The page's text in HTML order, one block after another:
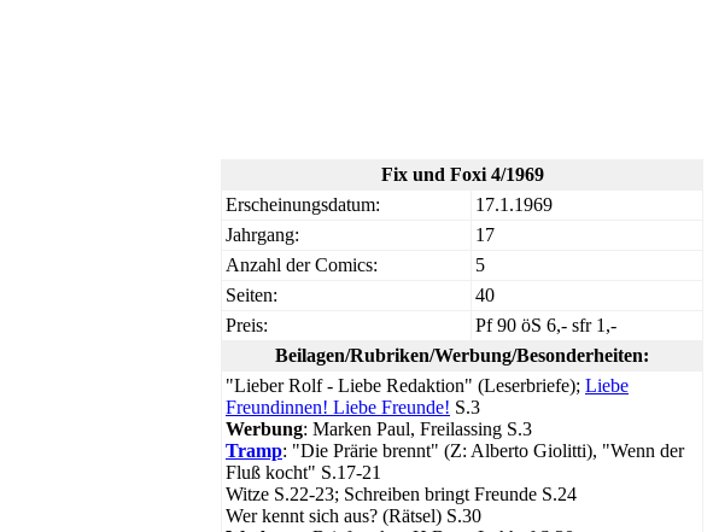
Fix und Foxi 4/1969
Erscheinungsdatum:
17.1.1969
Jahrgang:
17
Anzahl der Comics:
5
Seiten:
40
Preis:
Pf 90 öS 6,- sfr 1,-
Beilagen/Rubriken/Werbung/Besonderheiten:
"Lieber Rolf - Liebe Redaktion" (Leserbriefe); Liebe
Freundinnen! Liebe Freunde! S.3
Werbung: Marken Paul, Freilassing S.3
Tramp: "Die Prärie brennt" (Z: Alberto Giolitti), "Wenn der
Fluß kocht" S.17-21
Witze S.22-23; Schreiben bringt Freunde S.24
Wer kennt sich aus? (Rätsel) S.30